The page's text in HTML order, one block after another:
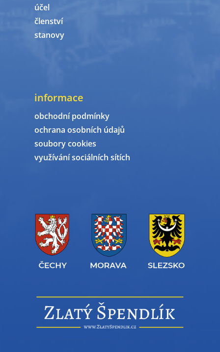
účel
členství
stanovy
informace
obchodní podmínky
ochrana osobních údajů
soubory cookies
využívání sociálních sítích